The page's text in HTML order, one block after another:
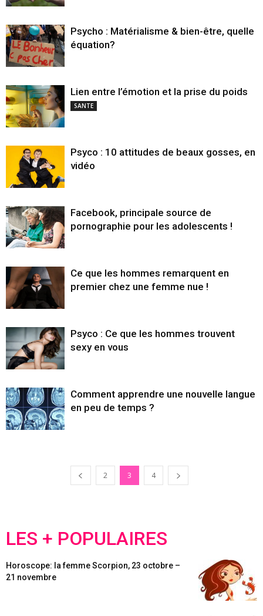
Psycho : Matérialisme & bien-être, quelle
équation?
Lien entre l’émotion et la prise du poids
SANTE
Psyco : 10 attitudes de beaux gosses, en
vidéo
Facebook, principale source de
pornographie pour les adolescents !
Ce que les hommes remarquent en
premier chez une femme nue !
Psyco : Ce que les hommes trouvent
sexy en vous
Comment apprendre une nouvelle langue
en peu de temps ?
2 3 4
LES + POPULAIRES
Horoscope: la femme Scorpion, 23 octobre –
21 novembre